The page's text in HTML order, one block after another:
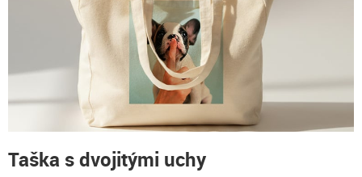
Taška s dvojitými uchy